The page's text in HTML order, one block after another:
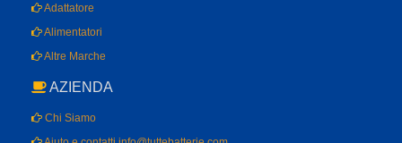
Adattatore
Alimentatori
Altre Marche
AZIENDA
Chi Siamo